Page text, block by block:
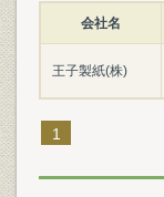
会社名
王子製紙(株)
1